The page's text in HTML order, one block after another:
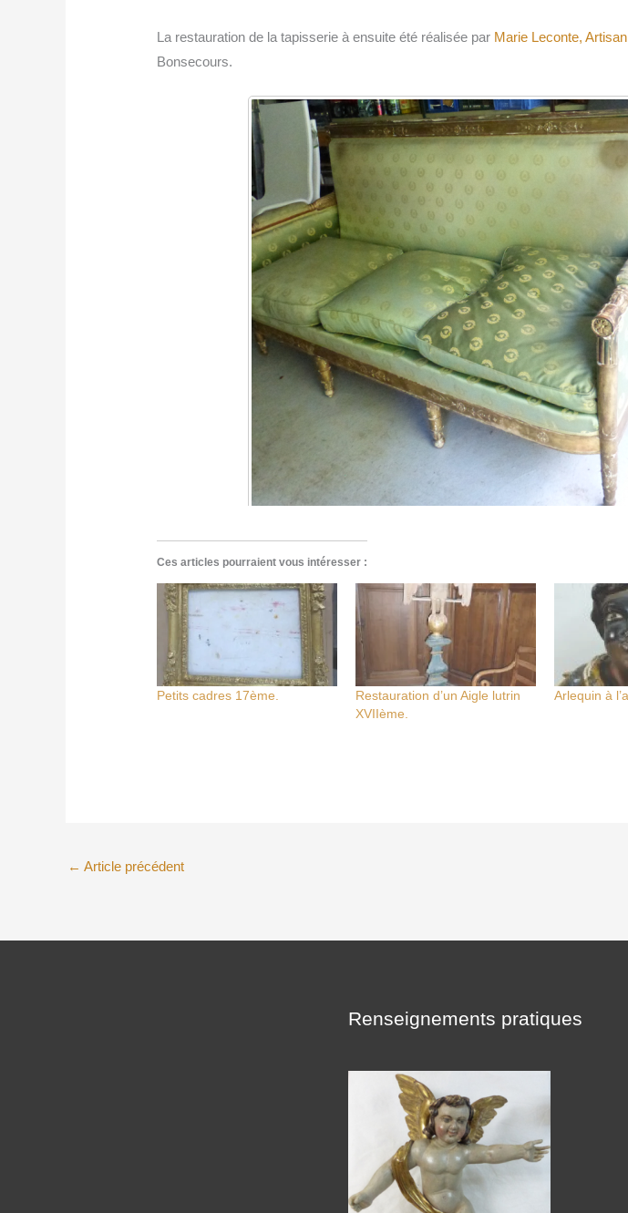
La restauration de la tapisserie à ensuite été réalisée par Marie Leconte,
Bonsecours.
Ces articles pourraient vous intéresser :
Petits cadres 17ème.
Restauration d’un Aigle lutrin
XVIIème.
Arlequin à
← Article précédent
Renseignements pratiques